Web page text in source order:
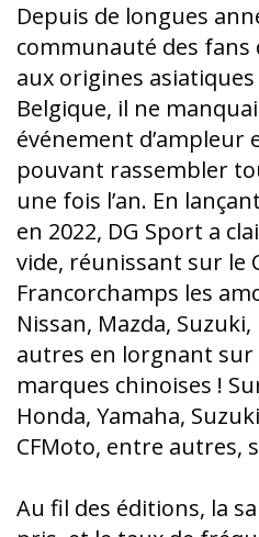
Depuis de longues
communauté des
aux origines
Belgique, il ne
événement d’ampleur
pouvant rassembler
une fois l’an. En
en 2022, DG Sport a
vide, réunissant sur le
Francorchamps les
Nissan, Mazda,
autres en lorgnant sur
marques chinoises !
Honda, Yamaha,
CFMoto, entre autres,
Au fil des éditions, la